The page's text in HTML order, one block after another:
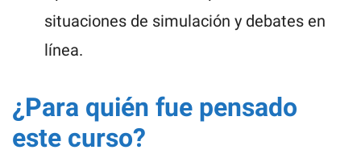
situaciones de simulación y debates en
línea.
¿Para quién fue pensado
este curso?